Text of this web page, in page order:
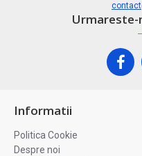
Urmareste-
Informatii
Politica Cookie
Despre noi